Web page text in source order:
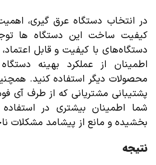
در انتخاب دستگاه عرق گیری،
کیفیت ساخت این دستگاه ها
دستگاه‌های با کیفیت و قابل
اطمینان از عملکرد بهینه
محصولات دیگر استفاده کنید.
پشتیبانی مشتریانی که از طرف آی
شما اطمینان بیشتری در
بخشیده و مانع از پیشامد مشکلات
نتیجه